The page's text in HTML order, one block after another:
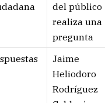
del público
realiza una
pregunta
Jaime
Heliodoro
Rodríguez